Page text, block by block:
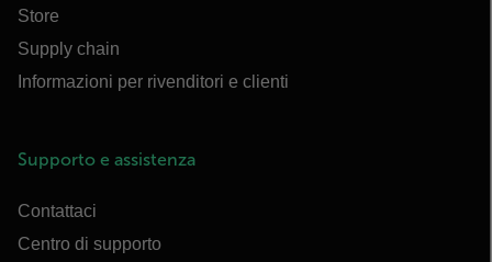
Store
Supply chain
Informazioni per rivenditori e clienti
Supporto e assistenza
Contattaci
Centro di supporto